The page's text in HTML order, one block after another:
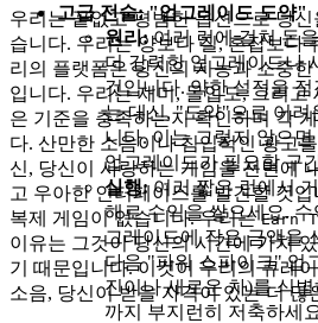
고급 전술: "업그레이드 도약"
원리:여러 런에 걸쳐 돈
더 강력한 업그레이드나
것입니다. 약한 설정을
는 대신, "도약"으로 어려
니다. 이는 그렇지 않으
업그레이드가 필요할 구
실행:여러 짧은 런에서
해로 수익을 쌓으세요.
그레이드에 작은 금액을
다음 "파워 스파이크" 업
진이나 새로운 차)를 식
까지 부지런히 저축하세
우리는 끝없고 평범한 옵션으로 당
습니다. 우리는 양보다 질, 혼잡보다
리의 플랫폼은 당신의 지능과 소중
입니다. 우리는 재미, 몰입도, 그리고
은 기준을 충족하는지 확인하며 각
다. 산만한 소음이나 침입적인 광고
신, 당신이 사랑하는 게임을 전면에
고 우아한 인터페이스를 발견할 것
복제 게임이 없습니다. 우리는Earn
이유는 그것이 당신의 시간에 가치
기 때문입니다. 이것이 우리의 큐레
소음, 당신이 받을 자격이 있는 더 많